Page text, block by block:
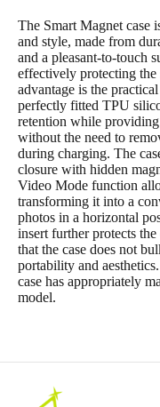
The Smart Magnet case
and style, made from
and a pleasant-to-touch
effectively protecting the
advantage is the
perfectly fitted TPU
retention while providing
without the need to
during charging. The
closure with hidden
Video Mode function
transforming it into a
photos in a horizontal
insert further protects
that the case does not
portability and
case has appropriately
model.